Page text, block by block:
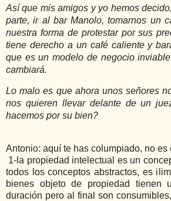
Así que mis amigos y yo hemos
parte, ir al bar Manolo, tomarnos un
nuestra forma de protestar por sus
tiene derecho a un café caliente y
que es un modelo de negocio
cambiará.
Lo malo es que ahora unos señores
nos quieren llevar delante de un
hacemos por su bien?
Antonio: aquí te has columpiado, no es
todos los conceptos abstractos, es
bienes objeto de propiedad tienen
duración pero al final son